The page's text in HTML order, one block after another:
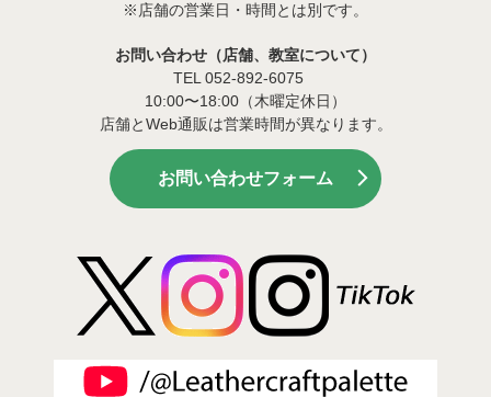
※店舗の営業日・時間とは別です。
お問い合わせ（店舗、教室について）
TEL 052-892-6075
10:00〜18:00（木曜定休日）
店舗とWeb通販は営業時間が異なります。
お問い合わせフォーム